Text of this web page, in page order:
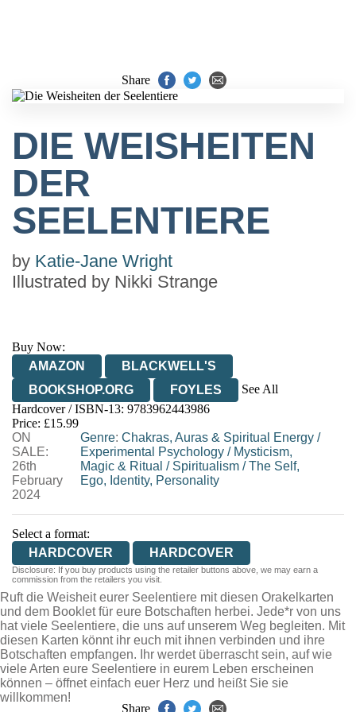
Share
DIE WEISHEITEN
DER
SEELENTIERE
by Katie-Jane Wright
Illustrated by Nikki Strange
Buy Now:
AMAZON
BLACKWELL'S
BOOKSHOP.ORG
FOYLES
See All
HIVE
WATERSTONES
WORDERY
Hardcover / ISBN-13: 9783962443986
Price: £15.99
ON
SALE:
26th
February
2024
Genre: Chakras, Auras & Spiritual Energy/
Experimental Psychology/ Mysticism,
Magic & Ritual / Spiritualism/The Self,
Ego, Identity, Personality
Select a format:
HARDCOVER
HARDCOVER
Disclosure: If you buy products using the retailer buttons above, we may earn a
commission from the retailers you visit.
Ruft die Weisheit eurer Seelentiere mit diesen Orakelkarten
und dem Booklet für eure Botschaften herbei. Jede*r von uns
hat viele Seelentiere, die uns auf unserem Weg begleiten. Mit
diesen Karten könnt ihr euch mit ihnen verbinden und ihre
Botschaften empfangen. Ihr werdet überrascht sein, auf wie
viele Arten eure Seelentiere in eurem Leben erscheinen
können – öffnet einfach euer Herz und heißt Sie sie
willkommen!
Share